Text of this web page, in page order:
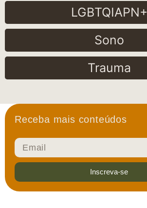
LGBTQIAPN+
Sono
Trauma
Receba mais conteúdos
Inscreva-se